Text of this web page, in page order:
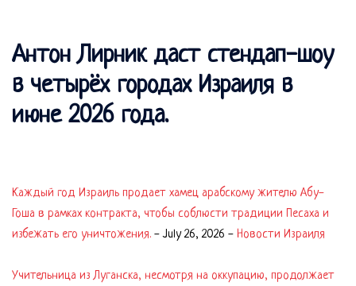
Антон Лирник даст стендап-шоу
в четырёх городах Израиля в
июне 2026 года.
Каждый год Израиль продает хамец арабскому жителю Абу-
Гоша в рамках контракта, чтобы соблюсти традиции Песаха и
избежать его уничтожения. -July 26, 2026 - Новости Израиля
Учительница из Луганска, несмотря на оккупацию, продолжает